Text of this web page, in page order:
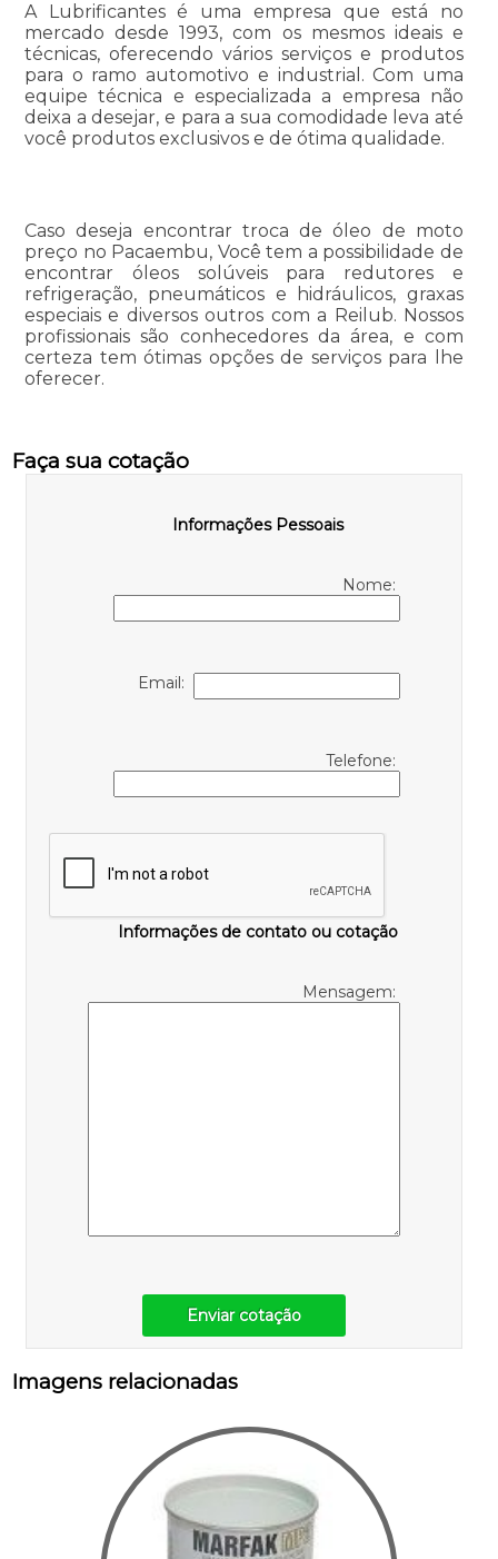
A Lubrificantes é uma empresa que está no
mercado desde 1993, com os mesmos ideais e
técnicas, oferecendo vários serviços e produtos
para o ramo automotivo e industrial. Com uma
equipe técnica e especializada a empresa não
deixa a desejar, e para a sua comodidade leva até
você produtos exclusivos e de ótima qualidade.
Caso deseja encontrar troca de óleo de moto
preço no Pacaembu, Você tem a possibilidade de
encontrar óleos solúveis para redutores e
refrigeração, pneumáticos e hidráulicos, graxas
especiais e diversos outros com a Reilub. Nossos
profissionais são conhecedores da área, e com
certeza tem ótimas opções de serviços para lhe
oferecer.
Faça sua cotação
Informações Pessoais
Nome:
Email:
Telefone:
Informações de contato ou cotação
Mensagem:
Enviar cotação
Imagens relacionadas